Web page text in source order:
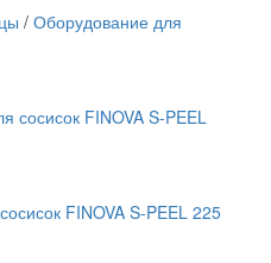
/ Оборудование для
FINOVA S-PEEL 225